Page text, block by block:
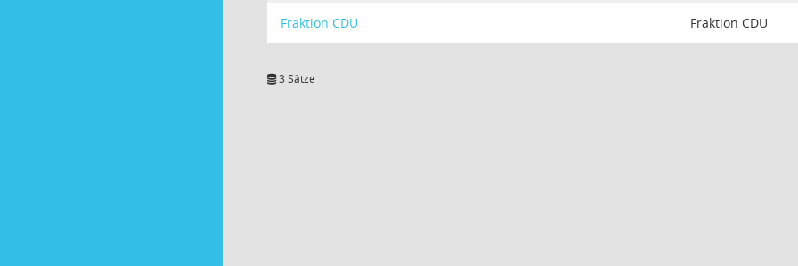
Fraktion CDU Fraktion CDU
3 Sätze